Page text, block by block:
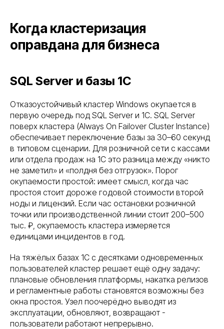
Когда кластеризация
оправдана для бизнеса
SQL Server и базы 1С
Отказоустойчивый кластер Windows окупается в
первую очередь под SQL Server и 1С. SQL Server
поверх кластера (Always On Failover Cluster Instance)
обеспечивает переключение базы за 30–60 секунд
в типовом сценарии. Для розничной сети с кассами
или отдела продаж на 1С это разница между «никто
не заметил» и «полдня без отгрузок». Порог
окупаемости простой: имеет смысл, когда час
простоя стоит дороже годовой стоимости второй
ноды и лицензий. Если час остановки розничной
точки или производственной линии стоит 200–500
тыс. ₽, окупаемость кластера измеряется
единицами инцидентов в год.
На тяжёлых базах 1С с десятками одновременных
пользователей кластер решает ещё одну задачу:
плановые обновления платформы, накатка релизов
и регламентные работы становятся возможны без
окна простоя. Узел поочерёдно выводят из
эксплуатации, обновляют, возвращают -
пользователи работают непрерывно.